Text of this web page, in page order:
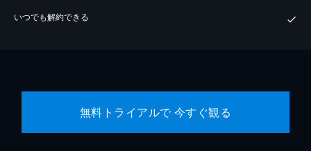
いつでも解約できる
無料トライアルで 今すぐ観る